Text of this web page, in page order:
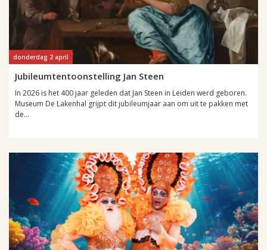
donderdag 2 april
Jubileumtentoonstelling Jan Steen
In 2026 is het 400 jaar geleden dat Jan Steen in Leiden werd geboren.
Museum De Lakenhal grijpt dit jubileumjaar aan om uit te pakken met
de...